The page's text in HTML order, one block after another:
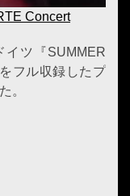
Concert
イツ『SUMMER
フル収録したプ
。